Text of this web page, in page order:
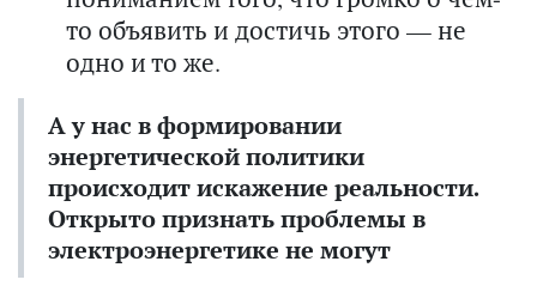
то объявить и достичь этого — не
одно и то же.
А у нас в формировании
энергетической политики
происходит искажение реальности.
Открыто признать проблемы в
электроэнергетике не могут